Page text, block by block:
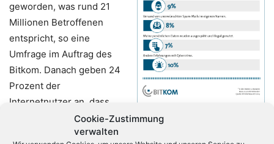
Cookie-Zustimmung
verwalten
Opfer von Cybercrime
geworden, was rund 21
Millionen Betroffenen
entspricht, so eine
Umfrage im Auftrag des
Bitkom. Danach geben 24
Prozent der
Internetnutzer an, dass
ihre Computer mit
Schadproprogrammen